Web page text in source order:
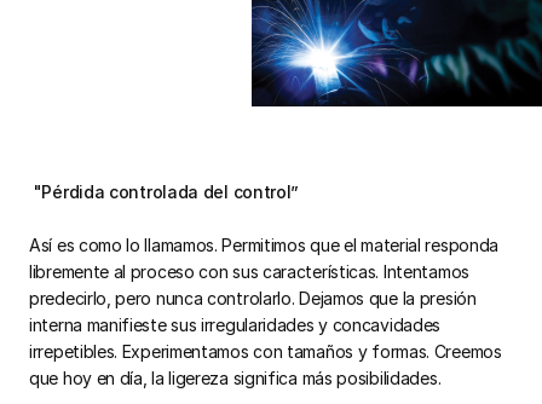
"Pérdida controlada del control”
Así es como lo llamamos. Permitimos que el material responda
libremente al proceso con sus características. Intentamos
predecirlo, pero nunca controlarlo. Dejamos que la presión
interna manifieste sus irregularidades y concavidades
irrepetibles. Experimentamos con tamaños y formas. Creemos
que hoy en día, la ligereza significa más posibilidades.